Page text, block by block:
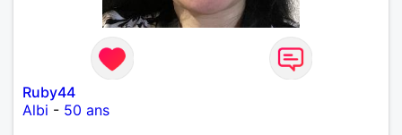
Ruby44
Albi - 50 ans